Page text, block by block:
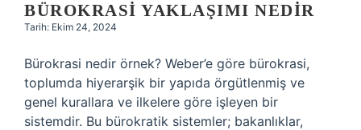
BÜROKRASI YAKLAŞIMI NEDIR
Tarih: Ekim 24, 2024
Bürokrasi nedir örnek? Weber’e göre bürokrasi,
toplumda hiyerarşik bir yapıda örgütlenmiş ve
genel kurallara ve ilkelere göre işleyen bir
sistemdir. Bu bürokratik sistemler; bakanlıklar,